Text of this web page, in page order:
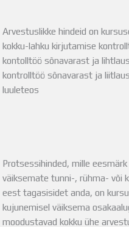
Arvestuslikke hindeid on
kokku-lahku kirjutamise
kontolltöö sõnavarast ja
kontrolltöö sõnavarast ja
luuleteos
Protsessihinded, mille eesmärk
väiksemate tunni-, rühma- või
eest tagasisidet anda, on
kujunemisel väiksema
moodustavad kokku ühe